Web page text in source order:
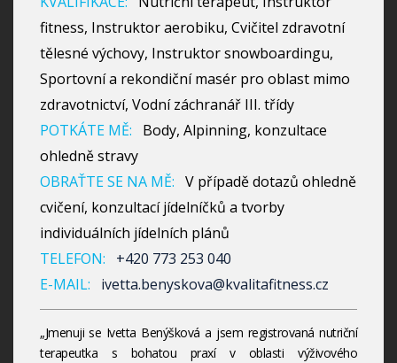
fitness, Instruktor aerobiku, Cvičitel zdravotní
tělesné výchovy, Instruktor snowboardingu,
Sportovní a rekondiční masér pro oblast mimo
zdravotnictví, Vodní záchranář III. třídy
POTKÁTE MĚ:
Body, Alpinning, konzultace
ohledně stravy
OBRAŤTE SE NA MĚ: V případě dotazů ohledně
cvičení, konzultací jídelníčků a tvorby
individuálních jídelních plánů
TELEFON:
+420 773 253 040
E-MAIL:
ivetta.benyskova@kvalitafitness.cz
„Jmenuji se Ivetta Benýšková a jsem registrovaná nutriční
terapeutka s bohatou praxí v oblasti výživového